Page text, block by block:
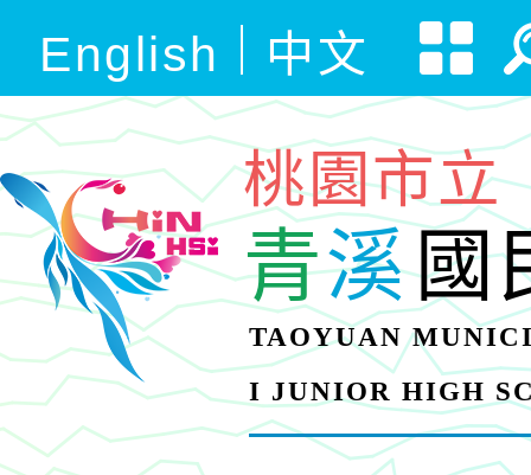
English 中文
桃園市立
青溪國
TAOYUAN
I JUNIOR HIGH